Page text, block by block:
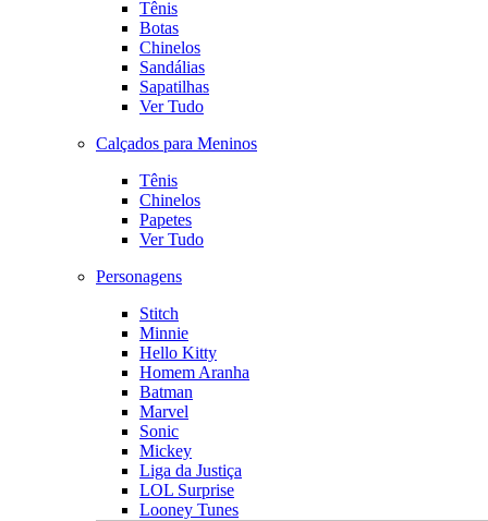
Tênis
Botas
Chinelos
Sandálias
Sapatilhas
Ver Tudo
Calçados para Meninos
Tênis
Chinelos
Papetes
Ver Tudo
Personagens
Stitch
Minnie
Hello Kitty
Homem Aranha
Batman
Marvel
Sonic
Mickey
Liga da Justiça
LOL Surprise
Looney Tunes